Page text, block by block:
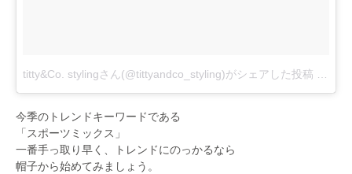
titty&Co. stylingさん(@tittyandco_styling)がシェアした投稿
今季のトレンドキーワードである
「スポーツミックス」
一番手っ取り早く、トレンドにのっかるなら
帽子から始めてみましょう。